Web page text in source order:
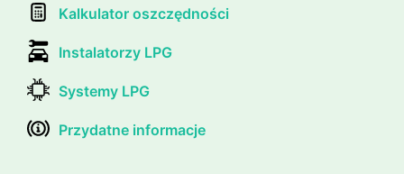
Kalkulator oszczędności
Instalatorzy LPG
Systemy LPG
Przydatne informacje